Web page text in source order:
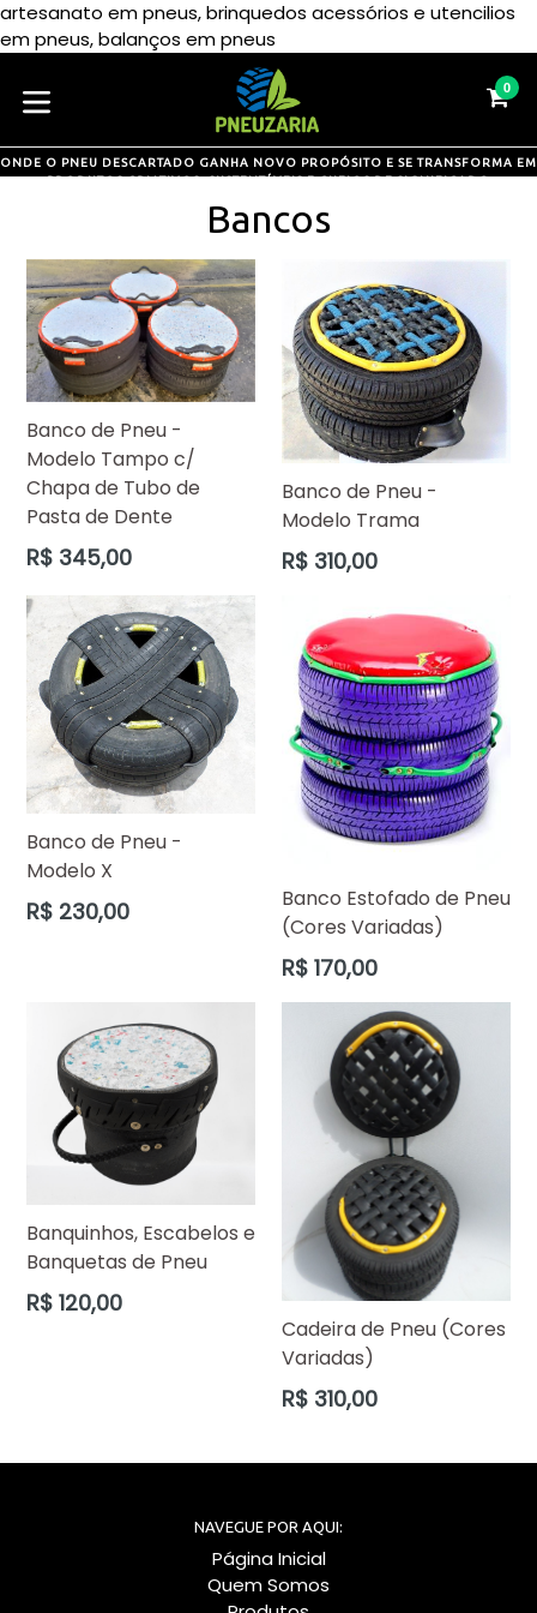
artesanato em pneus, brinquedos acessórios e utencilios
em pneus, balanços em pneus
para
o
conteúdo
0
ONDE O PNEU DESCARTADO GANHA NOVO PROPÓSITO E SE TRANSFORMA EM
PRODUTOS CRIATIVOS, SUSTENTÁVEIS E CHEIOS DE SIGNIFICADO
Bancos
Banco de Pneu -
Modelo Tampo c/
Chapa de Tubo de
Pasta de Dente
Preço
R$ 345,00
Banco de Pneu -
Modelo Trama
Preço
R$ 310,00
Banco de Pneu -
Modelo X
Preço
R$ 230,00
Banco Estofado de Pneu
(Cores Variadas)
Preço
R$ 170,00
Banquinhos, Escabelos e
Banquetas de Pneu
Preço
R$ 120,00
Cadeira de Pneu (Cores
Variadas)
Preço
R$ 310,00
NAVEGUE POR AQUI:
Página Inicial
Quem Somos